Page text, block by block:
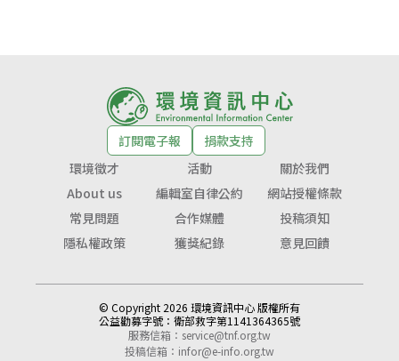
訂閱電子報
捐款支持
環境徵才
活動
關於我們
About us
編輯室自律公約
網站授權條款
常見問題
合作媒體
投稿須知
隱私權政策
獲獎紀錄 意見回饋
© Copyright 2026 環境資訊中心 版權所有
公益勸募字號： 衛部救字第1141364365號
服務信箱： service@tnf.org.tw
投稿信箱： infor@e-info.org.tw